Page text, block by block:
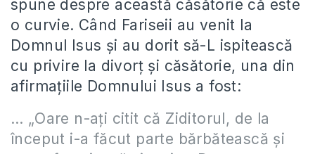
spune despre această căsătorie că este
o curvie. Când Fariseii au venit la
Domnul Isus şi au dorit să-L ispitească
cu privire la divorţ şi căsătorie, una din
afirmaţiile Domnului Isus a fost:
… „Oare n-aţi citit că Ziditorul, de la
început i-a făcut parte bărbătească şi